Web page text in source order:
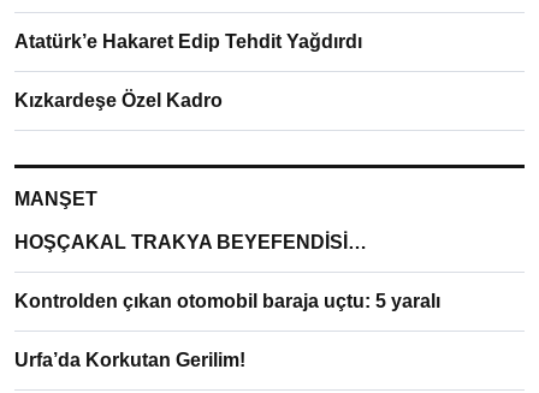
Atatürk’e Hakaret Edip Tehdit Yağdırdı
Kızkardeşe Özel Kadro
MANŞET
HOŞÇAKAL TRAKYA BEYEFENDİSİ…
Kontrolden çıkan otomobil baraja uçtu: 5 yaralı
Urfa’da Korkutan Gerilim!